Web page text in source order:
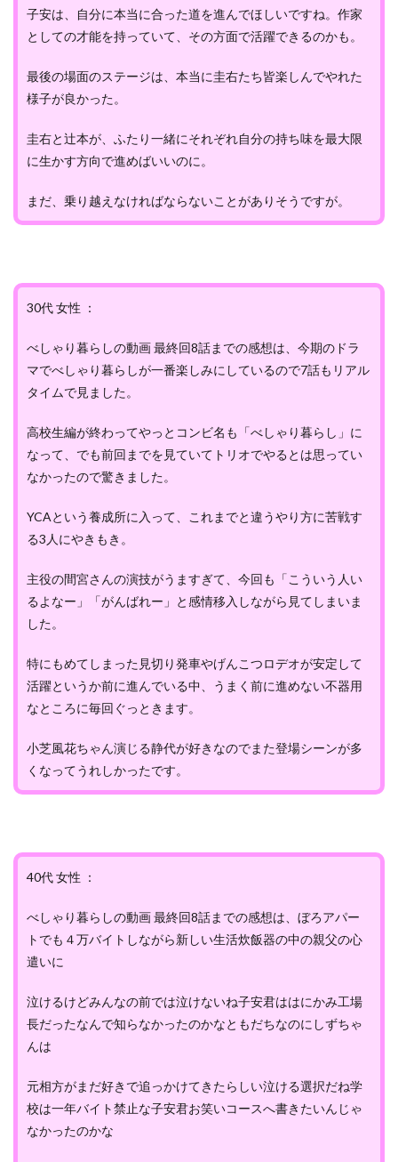
子安は、自分に本当に合った道を進んでほしいですね。作家
としての才能を持っていて、その方面で活躍できるのかも。
最後の場面のステージは、本当に圭右たち皆楽しんでやれた
様子が良かった。
圭右と辻本が、ふたり一緒にそれぞれ自分の持ち味を最大限
に生かす方向で進めばいいのに。
まだ、乗り越えなければならないことがありそうですが。
30代 女性 ：
べしゃり暮らしの動画 最終回8話までの感想は、今期のドラ
マでべしゃり暮らしが一番楽しみにしているので7話もリアル
タイムで見ました。
高校生編が終わってやっとコンビ名も「べしゃり暮らし」に
なって、でも前回までを見ていてトリオでやるとは思ってい
なかったので驚きました。
YCAという養成所に入って、これまでと違うやり方に苦戦す
る3人にやきもき。
主役の間宮さんの演技がうますぎて、今回も「こういう人い
るよなー」「がんばれー」と感情移入しながら見てしまいま
した。
特にもめてしまった見切り発車やげんこつロデオが安定して
活躍というか前に進んでいる中、うまく前に進めない不器用
なところに毎回ぐっときます。
小芝風花ちゃん演じる静代が好きなのでまた登場シーンが多
くなってうれしかったです。
40代 女性 ：
べしゃり暮らしの動画 最終回8話までの感想は、ぼろアパー
トでも４万バイトしながら新しい生活炊飯器の中の親父の心
遣いに
泣けるけどみんなの前では泣けないね子安君ははにかみ工場
長だったなんで知らなかったのかなともだちなのにしずちゃ
んは
元相方がまだ好きで追っかけてきたらしい泣ける選択だね学
校は一年バイト禁止な子安君お笑いコースへ書きたいんじゃ
なかったのかな